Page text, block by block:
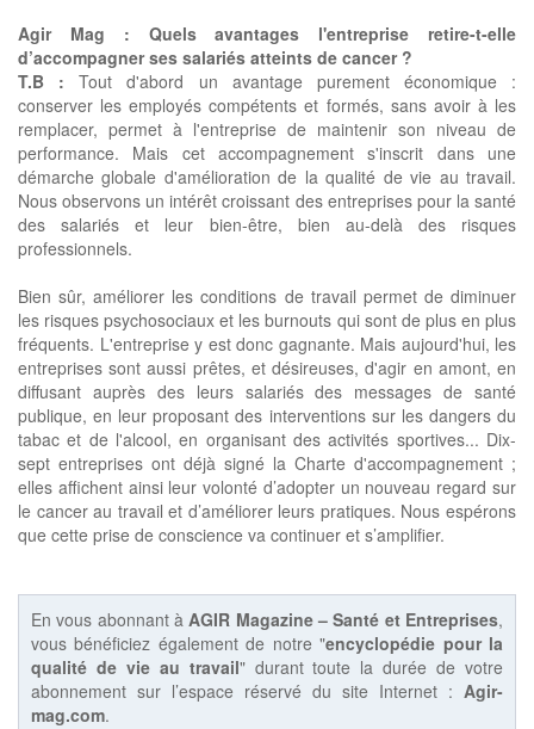
Agir Mag : Quels avantages l'entreprise retire-t-elle
d’accompagner ses salariés atteints de cancer ?
T.B :Tout d'abord un avantage purement économique :
conserver les employés compétents et formés, sans avoir à les
remplacer, permet à l'entreprise de maintenir son niveau de
performance. Mais cet accompagnement s'inscrit dans une
démarche globale d'amélioration de la qualité de vie au travail.
Nous observons un intérêt croissant des entreprises pour la santé
des salariés et leur bien-être, bien au-delà des risques
professionnels.
Bien sûr, améliorer les conditions de travail permet de diminuer
les risques psychosociaux et les burnouts qui sont de plus en plus
fréquents. L'entreprise y est donc gagnante. Mais aujourd'hui, les
entreprises sont aussi prêtes, et désireuses, d'agir en amont, en
diffusant auprès des leurs salariés des messages de santé
publique, en leur proposant des interventions sur les dangers du
tabac et de l'alcool, en organisant des activités sportives... Dix-
sept entreprises ont déjà signé la Charte d'accompagnement ;
elles affichent ainsi leur volonté d’adopter un nouveau regard sur
le cancer au travail et d’améliorer leurs pratiques. Nous espérons
que cette prise de conscience va continuer et s’amplifier.
En vous abonnant àAGIR Magazine – Santé et Entreprises,
vous bénéficiez également de notre "encyclopédie pour la
qualité de vie au travail" durant toute la durée de votre
abonnement sur l’espace réservé du site Internet : Agir-
mag.com.